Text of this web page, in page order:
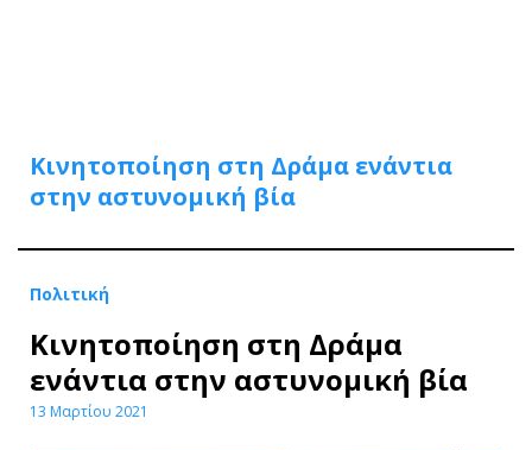
Κινητοποίηση στη Δράμα ενάντια
στην αστυνομική βία
Πολιτική
Κινητοποίηση στη Δράμα
ενάντια στην αστυνομική βία
13 Μαρτίου 2021